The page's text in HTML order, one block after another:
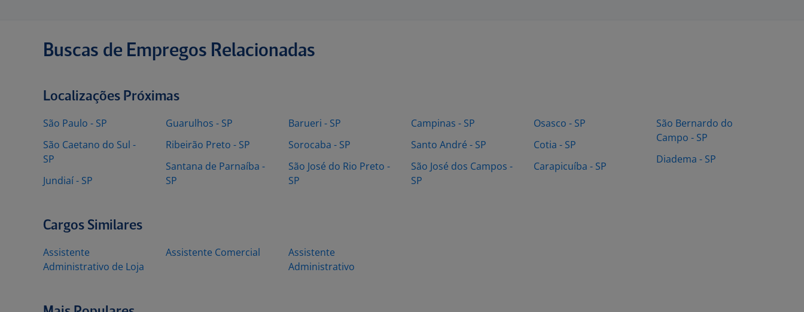
Buscas de Empregos Relacionadas
Localizações Próximas
São Paulo - SP
São Caetano do Sul -
SP
Jundiaí - SP
Guarulhos - SP
Ribeirão Preto - SP
Santana de Parnaíba -
SP
Barueri - SP
Sorocaba - SP
São José do Rio Preto -
SP
Campinas - SP
Santo André - SP
São José dos Campos -
SP
Osasco - SP
Cotia - SP
Carapicuíba - SP
São Bernardo do
Campo - SP
Diadema - SP
Cargos Similares
Assistente
Administrativo de Loja
Assistente Comercial
Assistente
Administrativo